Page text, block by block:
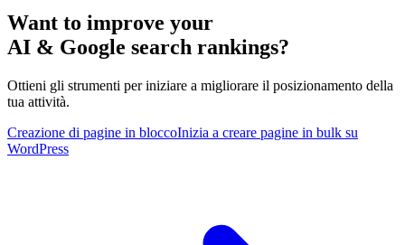
Want to improve your
AI & Google search rankings?
Ottieni gli strumenti per iniziare a migliorare il posizionamento della
tua attività.
Creazione di pagine in bloccoInizia a creare pagine in bulk su
WordPress